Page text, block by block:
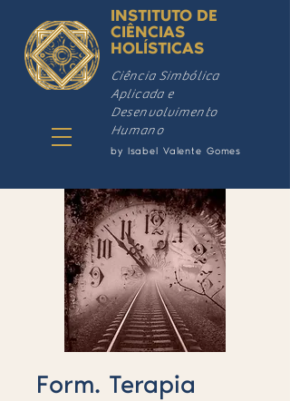
INSTITUTO DE
CIÊNCIAS
HOLÍSTICAS
by Isabel Valente Gomes
Ciência Simbólica
Aplicada e
Desenvolvimento
Humano
Form. Terapia